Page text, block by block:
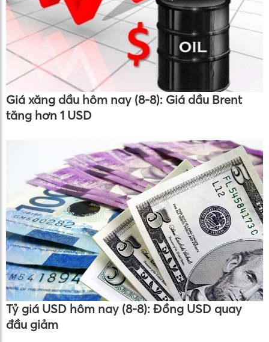
Giá xăng dầu hôm nay (8-8): Giá dầu Brent
tăng hơn 1 USD
Tỷ giá USD hôm nay (8-8): Đồng USD quay
đầu giảm